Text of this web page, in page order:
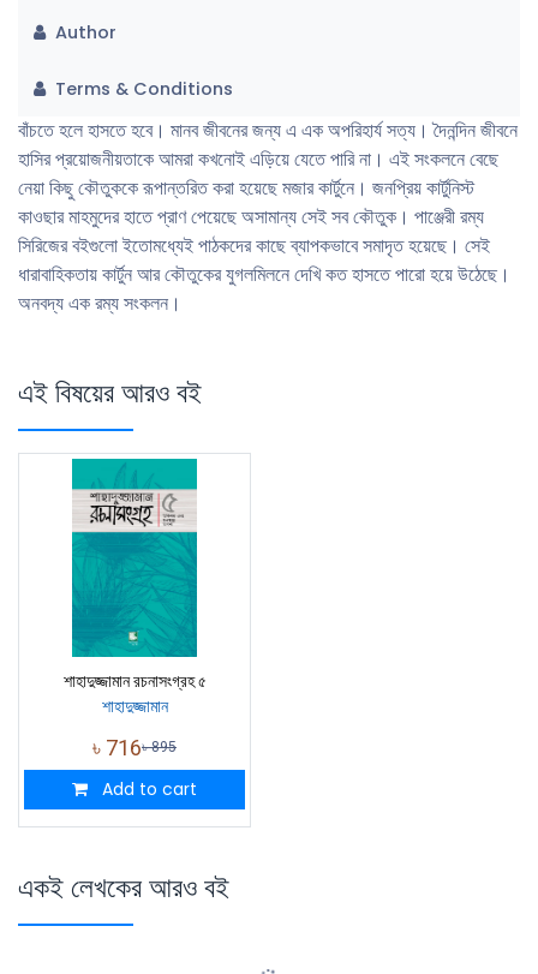
Author
Terms & Conditions
বাঁচতে হলে হাসতে হবে। মানব জীবনের জন্য এ এক অপরিহার্য সত্য। দৈনন্দিন জীবনে
হাসির প্রয়ােজনীয়তাকে আমরা কখনােই এড়িয়ে যেতে পারি না। এই সংকলনে বেছে
নেয়া কিছু কৌতুককে রূপান্তরিত করা হয়েছে মজার কার্টুনে। জনপ্রিয় কার্টুনিস্ট
কাওছার মাহমুদের হাতে প্রাণ পেয়েছে অসামান্য সেই সব কৌতুক। পাঞ্জেরী রম্য
সিরিজের বইগুলাে ইতােমধ্যেই পাঠকদের কাছে ব্যাপকভাবে সমাদৃত হয়েছে। সেই
ধারাবাহিকতায় কার্টুন আর কৌতুকের যুগলমিলনে দেখি কত হাসতে পারাে হয়ে উঠেছে।
অনবদ্য এক রম্য সংকলন।
এই বিষয়ের আরও বই
শাহাদুজ্জামান রচনাসংগ্রহ ৫
শাহাদুজ্জামান
৳ 716৳895
Add to cart
একই লেখকের আরও বই